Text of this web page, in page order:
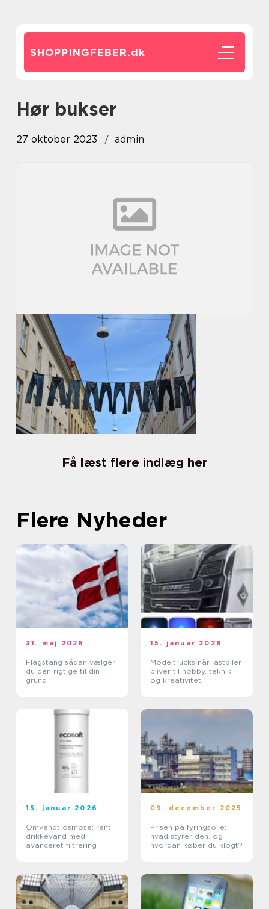
SHOPPINGFEBER.dk
hør bukser
27 oktober 2023 admin
Få læst flere indlæg her
Flere Nyheder
31. maj 2026
Flagstang sådan vælger
du den rigtige til din
grund
15. januar 2026
Modeltrucks når lastbiler
bliver til hobby, teknik
og kreativitet
15. januar 2026
Omvendt osmose: rent
drikkevand med
avanceret filtrering
09. december 2025
Prisen på fyringsolie:
hvad styrer den, og
hvordan køber du klogt?